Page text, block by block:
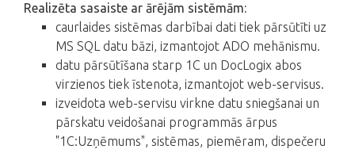
Realizēta sasaiste ar ārējām sistēmām:
caurlaides sistēmas darbībai dati tiek pārsūtīti uz
MS SQL datu bāzi, izmantojot ADO mehānismu.
datu pārsūtīšana starp 1C un DocLogix abos
virzienos tiek īstenota, izmantojot web-servisus.
izveidota web-servisu virkne datu sniegšanai un
pārskatu veidošanai programmās ārpus
"1C:Uzņēmums", sistēmas, piemēram, dispečeru